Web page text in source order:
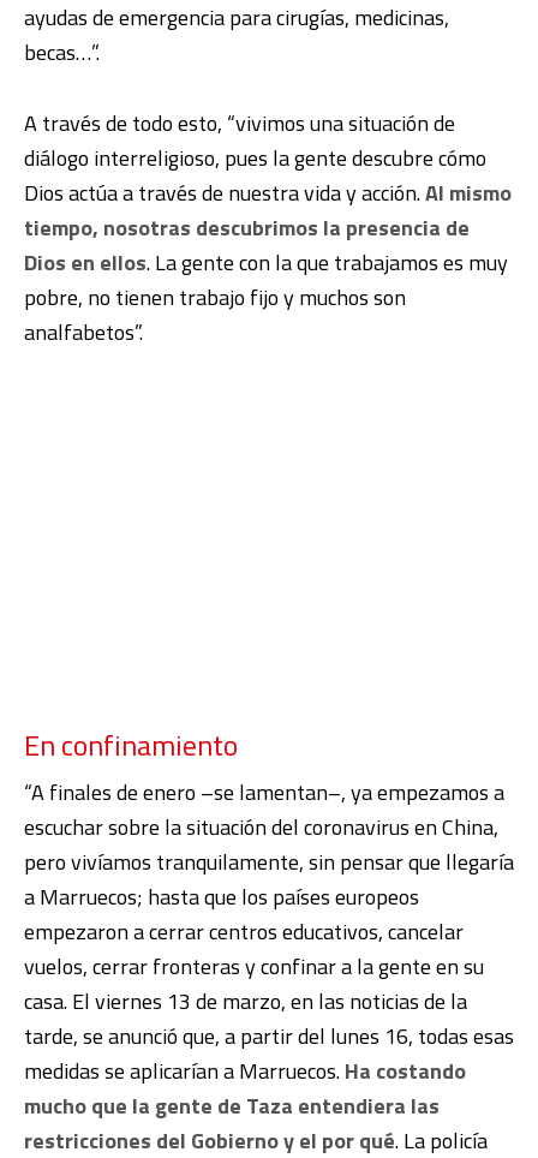
ayudas de emergencia para cirugías, medicinas,
becas…”.
A través de todo esto, “vivimos una situación de
diálogo interreligioso, pues la gente descubre cómo
Dios actúa a través de nuestra vida y acción.Al mismo
tiempo, nosotras descubrimos la presencia de
Dios en ellos. La gente con la que trabajamos es muy
pobre, no tienen trabajo fijo y muchos son
analfabetos”.
En confinamiento
“A finales de enero –se lamentan–, ya empezamos a
escuchar sobre la situación del coronavirus en China,
pero vivíamos tranquilamente, sin pensar que llegaría
a Marruecos; hasta que los países europeos
empezaron a cerrar centros educativos, cancelar
vuelos, cerrar fronteras y confinar a la gente en su
casa. El viernes 13 de marzo, en las noticias de la
tarde, se anunció que, a partir del lunes 16, todas esas
medidas se aplicarían a Marruecos.Ha costando
mucho que la gente de Taza entendiera las
restricciones del Gobierno y el por qué. La policía